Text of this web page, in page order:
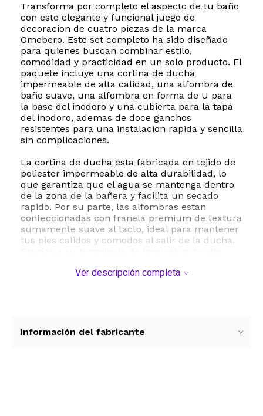
Transforma por completo el aspecto de tu baño
con este elegante y funcional juego de
decoracion de cuatro piezas de la marca
Omebero. Este set completo ha sido diseñado
para quienes buscan combinar estilo,
comodidad y practicidad en un solo producto. El
paquete incluye una cortina de ducha
impermeable de alta calidad, una alfombra de
baño suave, una alfombra en forma de U para
la base del inodoro y una cubierta para la tapa
del inodoro, ademas de doce ganchos
resistentes para una instalacion rapida y sencilla
sin complicaciones.
La cortina de ducha esta fabricada en tejido de
poliester impermeable de alta durabilidad, lo
que garantiza que el agua se mantenga dentro
de la zona de la bañera y facilita un secado
rapido. Por su parte, las alfombras estan
confeccionadas con franela premium de textura
sumamente suave al tacto, ideal para mantener
tus pies calidos y comodos al salir de la ducha.
citas inspiradoras aporta un toque calido,
la perfeccion en hogares, hoteles, moteles o
Ver descripción completa
Información del fabricante